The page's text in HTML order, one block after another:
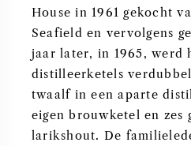
House in 1961 gekocht
Seafield en vervolgens
jaar later, in 1965, werd
distilleerketels
twaalf in een aparte
eigen brouwketel en zes
larikshout. De